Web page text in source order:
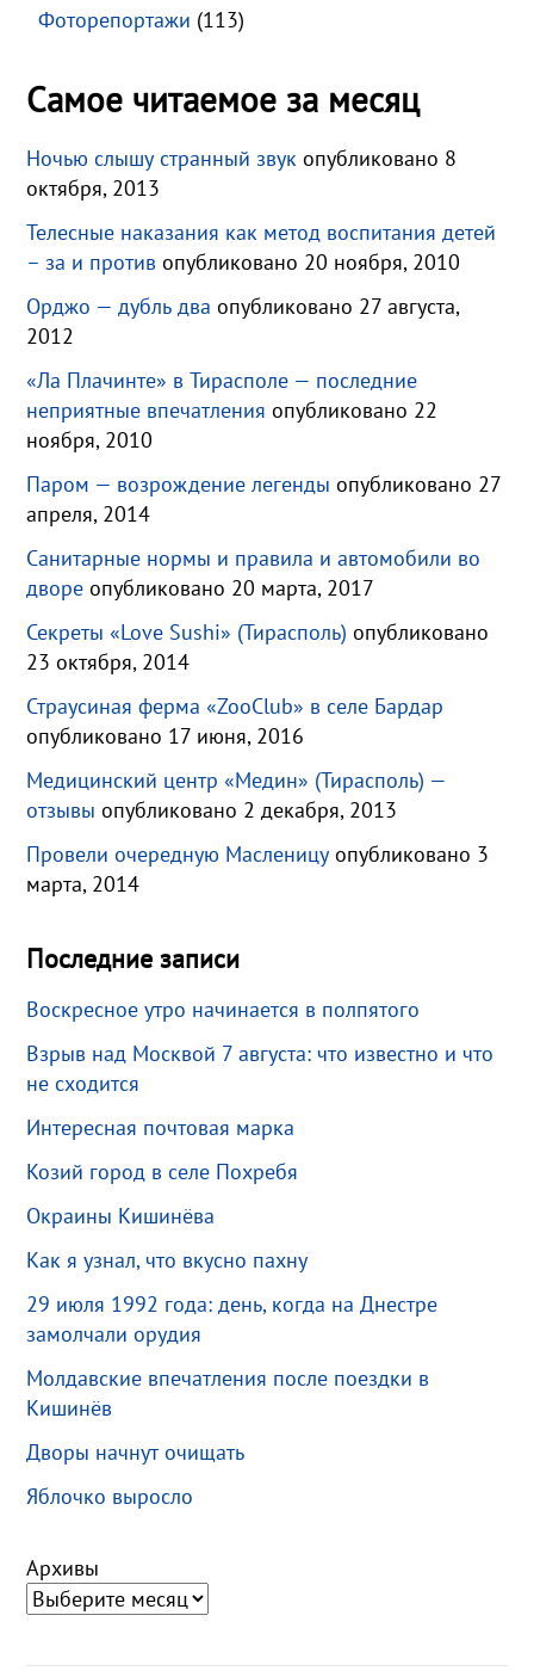
Фоторепортажи (113)
Самое читаемое за месяц
Ночью слышу странный звук опубликовано 8
октября, 2013
Телесные наказания как метод воспитания детей
– за и против опубликовано 20 ноября, 2010
Орджо — дубль два опубликовано 27 августа,
2012
«Ла Плачинте» в Тирасполе — последние
неприятные впечатления опубликовано 22
ноября, 2010
Паром — возрождение легенды опубликовано 27
апреля, 2014
Санитарные нормы и правила и автомобили во
дворе опубликовано 20 марта, 2017
Секреты «Love Sushi» (Тирасполь) опубликовано
23 октября, 2014
Страусиная ферма «ZooClub» в селе Бардар
опубликовано 17 июня, 2016
Медицинский центр «Медин» (Тирасполь) —
отзывы опубликовано 2 декабря, 2013
Провели очередную Масленицу опубликовано 3
марта, 2014
Последние записи
Воскресное утро начинается в полпятого
Взрыв над Москвой 7 августа: что известно и что
не сходится
Интересная почтовая марка
Козий город в селе Похребя
Окраины Кишинёва
Как я узнал, что вкусно пахну
29 июля 1992 года: день, когда на Днестре
замолчали орудия
Молдавские впечатления после поездки в
Кишинёв
Дворы начнут очищать
Яблочко выросло
Архивы